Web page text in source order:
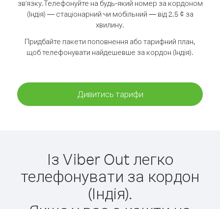
зв'язку.Телефонуйте на будь-який номер за кордоном
(Індія) — стаціонарний чи мобільний — від 2.5 ¢ за
хвилину.
Придбайте пакети поповнення або тарифний план,
щоб телефонувати найдешевше за кордон (Індія).
Дивитись тарифи
Із Viber Out легко
телефонувати за кордон
(Індія).